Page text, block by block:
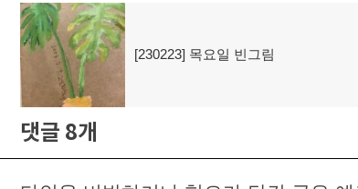
글
탐
색
이
[230223] 목요일 빈그림
댓글 8개